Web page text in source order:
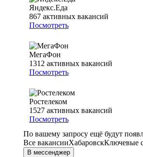
Яндекс.Еда
867 активных вакансий
Посмотреть
МегаФон
1312 активных вакансий
Посмотреть
Ростелеком
1527 активных вакансий
Посмотреть
По вашему запросу ещё будут
Все вакансииХабаровскКлючевые
В мессенджер